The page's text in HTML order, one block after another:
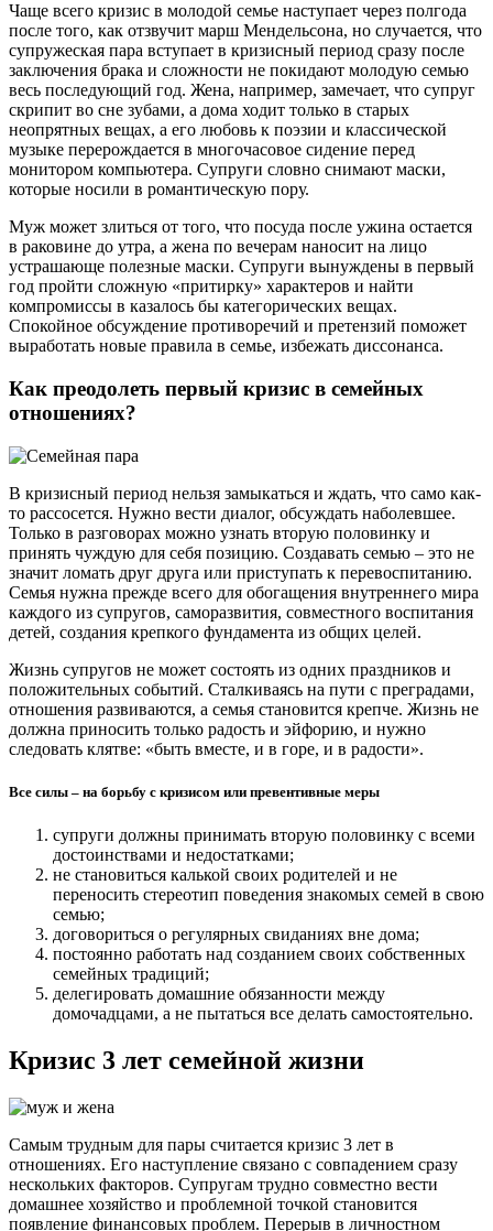
Чаще всего кризис в молодой семье наступает через полгода
после того, как отзвучит марш Мендельсона, но случается, что
супружеская пара вступает в кризисный период сразу после
заключения брака и сложности не покидают молодую семью
весь последующий год. Жена, например, замечает, что супруг
скрипит во сне зубами, а дома ходит только в старых
неопрятных вещах, а его любовь к поэзии и классической
музыке перерождается в многочасовое сидение перед
монитором компьютера. Супруги словно снимают маски,
которые носили в романтическую пору.
Муж может злиться от того, что посуда после ужина остается
в раковине до утра, а жена по вечерам наносит на лицо
устрашающе полезные маски. Супруги вынуждены в первый
год пройти сложную «притирку» характеров и найти
компромиссы в казалось бы категорических вещах.
Спокойное обсуждение противоречий и претензий поможет
выработать новые правила в семье, избежать диссонанса.
Как преодолеть первый кризис в семейных
отношениях?
В кризисный период нельзя замыкаться и ждать, что само как-
то рассосется. Нужно вести диалог, обсуждать наболевшее.
Только в разговорах можно узнать вторую половинку и
принять чуждую для себя позицию. Создавать семью – это не
значит ломать друг друга или приступать к перевоспитанию.
Семья нужна прежде всего для обогащения внутреннего мира
каждого из супругов, саморазвития, совместного воспитания
детей, создания крепкого фундамента из общих целей.
Жизнь супругов не может состоять из одних праздников и
положительных событий. Сталкиваясь на пути с преградами,
отношения развиваются, а семья становится крепче. Жизнь не
должна приносить только радость и эйфорию, и нужно
следовать клятве: «быть вместе, и в горе, и в радости».
Все силы – на борьбу с кризисом или превентивные меры
супруги должны принимать вторую половинку с всеми
достоинствами и недостатками;
не становиться калькой своих родителей и не
переносить стереотип поведения знакомых семей в свою
семью;
договориться о регулярных свиданиях вне дома;
постоянно работать над созданием своих собственных
семейных традиций;
делегировать домашние обязанности между
домочадцами, а не пытаться все делать самостоятельно.
Кризис 3 лет семейной жизни
Самым трудным для пары считается кризис 3 лет в
отношениях. Его наступление связано с совпадением сразу
нескольких факторов. Супругам трудно совместно вести
домашнее хозяйство и проблемной точкой становится
появление финансовых проблем. Перерыв в личностном